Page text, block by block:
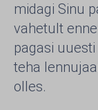
midagi Sinu
vahetult
pagasi
teha
olles.